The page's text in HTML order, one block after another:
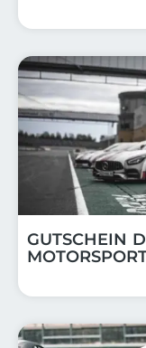
GUTSCHEIN